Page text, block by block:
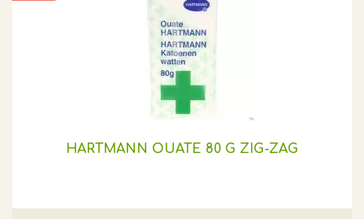
HARTMANN OUATE 80 G ZIG-ZAG